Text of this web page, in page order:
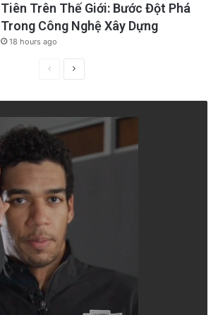
Tiên Trên Thế Giới: Bước Đột Phá
Trong Công Nghệ Xây Dựng
18 hours ago
PreviousNext